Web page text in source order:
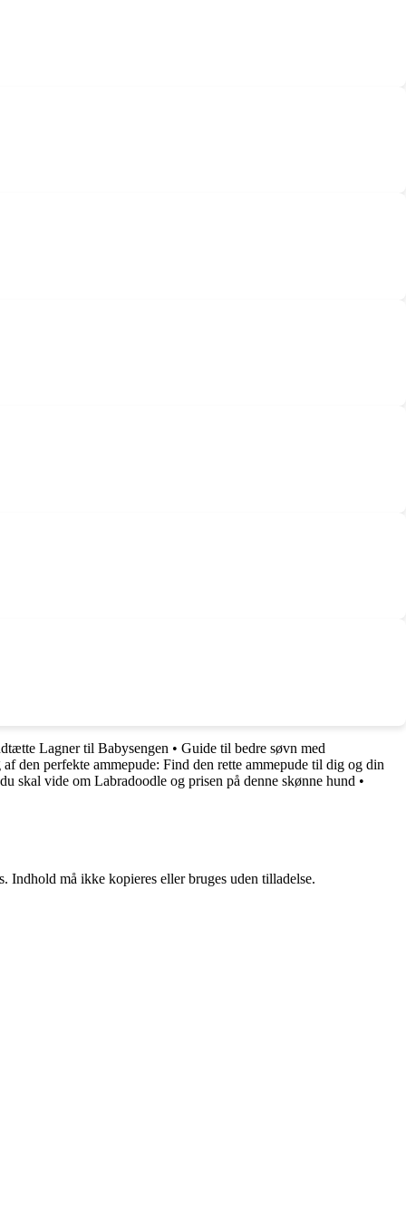
Lagner til Babysengen • Guide til bedre søvn med
den perfekte ammepude: Find den rette ammepude til dig og din
skal vide om Labradoodle og prisen på denne skønne hund •
må ikke kopieres eller bruges uden tilladelse.